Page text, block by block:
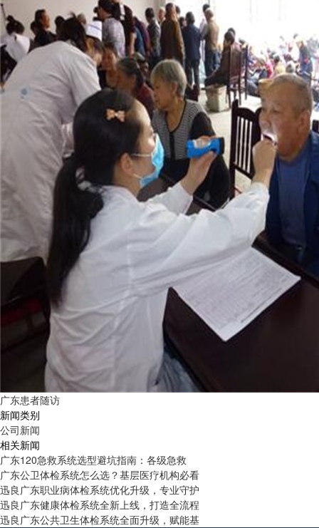
广东患者随访
新闻类别
公司新闻
相关新闻
广东120急救系统选型避坑指南：各级急救
广东公卫体检系统怎么选？基层医疗机构必看
迅良广东职业病体检系统优化升级，专业守护
迅良广东健康体检系统全新上线，打造全流程
迅良广东公共卫生体检系统全面升级，赋能基